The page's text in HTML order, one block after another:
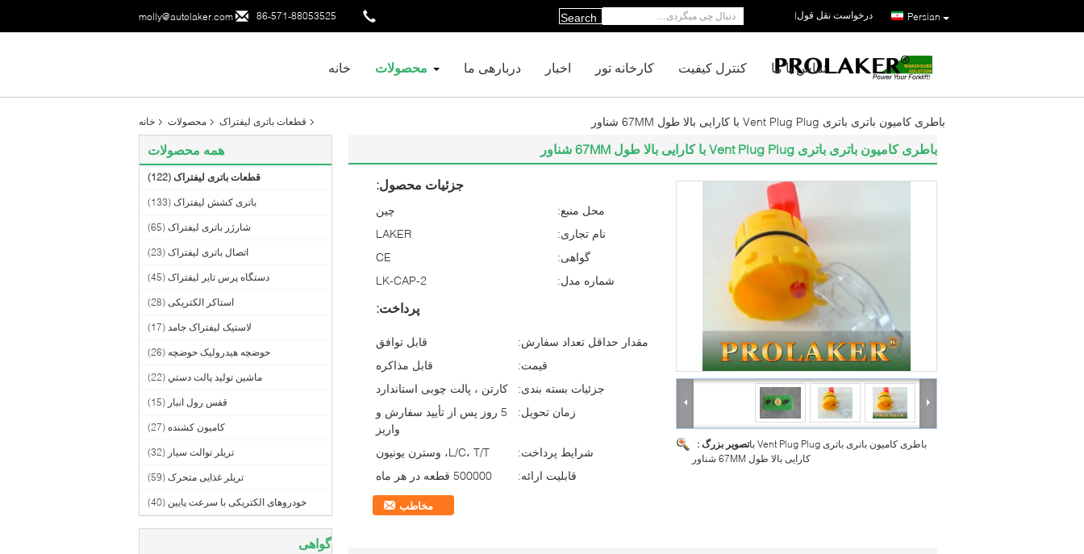
molly@autolaker.com 86-571-88053525 Persian درخواست نقل قول|
Search
خانه محصولات دربارهی ما اخبار کارخانه تور کنترل کیفیت تماس با ما
خانه محصولات قطعات باتری لیفتراک باطری کامیون باتری باتری Vent Plug Plug با کارایی بالا طول 67MM شناور
همه محصولات
قطعات باتری لیفتراک (122)
باتری کشش لیفتراک (133)
شارژر باتری لیفتراک (65)
اتصال باتری لیفتراک (23)
دستگاه پرس تایر لیفتراک (45)
استاکر الکتریکی (28)
لاستیک لیفتراک جامد (17)
حوضچه هیدرولیک حوضچه (26)
ماشين توليد پالت دستي (22)
قفس رول انبار (15)
کامیون کشنده (27)
تریلر توالت سیار (32)
تریلر غذایی متحرک (59)
خودروهای الکتریکی با سرعت پایین (40)
گواهی
باطری کامیون باتری باتری Vent Plug Plug با کارایی بالا طول 67MM شناور
تصویر بزرگ :باطری کامیون باتری باتری Vent Plug Plug با
کارایی بالا طول 67MM شناور
جزئیات محصول:
محل منبع:
چين
نام تجاری:
LAKER
گواهی:
CE
شماره مدل:
LK-CAP-2
پرداخت:
مقدار حداقل تعداد سفارش:
قابل توافق
قیمت:
قابل مذاکره
جزئیات بسته بندی:
کارتن ، پالت چوبی استاندارد
زمان تحویل:
5 روز پس از تأیید سفارش و
واریز
شرایط پرداخت:
L/C، T/T، وسترن یونیون
قابلیت ارائه:
500000 قطعه در هر ماه
مخاطب